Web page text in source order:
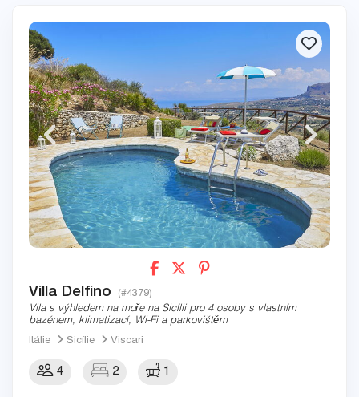
Villa Delfino (#4379)
Vila s výhledem na moře na Sicílii pro 4 osoby s vlastním
bazénem, klimatizací, Wi-Fi a parkovištěm
Itálie
Sicílie Viscari
4 2 1